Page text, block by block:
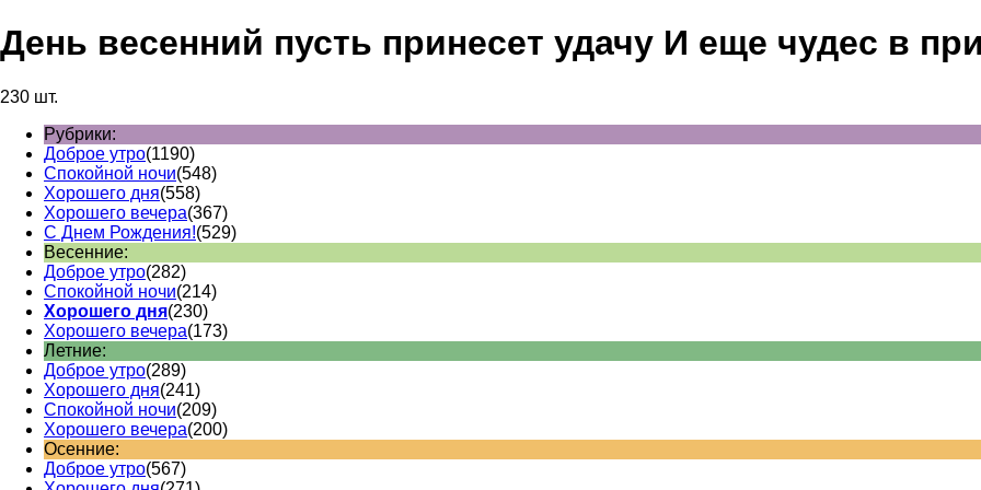
День весенний пусть принесет удачу И еще чудес в
230 шт.
Рубрики:
Доброе утро(1190)
Спокойной ночи(548)
Хорошего дня(558)
Хорошего вечера(367)
С Днем Рождения!(529)
Весенние:
Доброе утро(282)
Спокойной ночи(214)
Хорошего дня(230)
Хорошего вечера(173)
Летние:
Доброе утро(289)
Хорошего дня(241)
Спокойной ночи(209)
Хорошего вечера(200)
Осенние:
Доброе утро(567)